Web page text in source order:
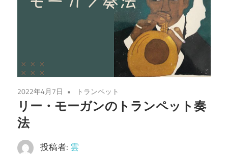
2022年4月7日 トランペット
リー・モーガンのトランペット奏
法
投稿者: 雲